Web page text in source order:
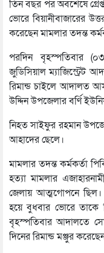
তিন বছর পর অবশেষে
ভোরে বিয়ানীবাজারের
করেছেন মামলার তদন্ত
পরদিন বৃহস্পতিবার
জুডিসিয়াল ম্যাজিস্ট্রেট
রিমান্ড চাইলে আদালত
উদ্দিন উপজেলার বর্ণি
নিহত সাইফুর রহমান
আহাদের ছেলে।
মামলার তদন্ত কর্মকর্তা
হত্যা মামলার
জেলায় আত্মগোপনে ছিল।
হয়ে বুধবার ভোরে তাকে
বৃহস্পতিবার আদালতে
দিনের রিমান্ড মঞ্জুর